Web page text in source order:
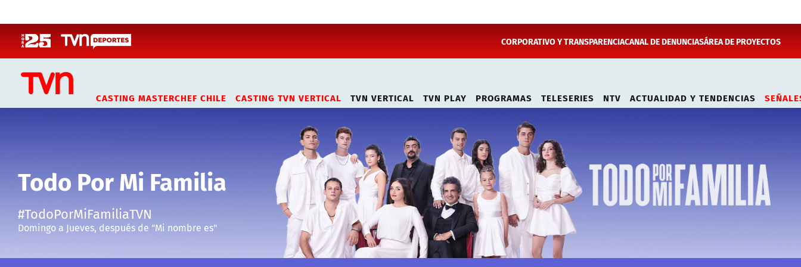
CORPORATIVO Y TRANSPARENCIACANAL DE DENUNCIASÁREA DE PROYECTOS
CASTING MASTERCHEF CHILE CASTING TVN VERTICAL TVN VERTICAL TVN PLAY PROGRAMAS TELESERIES NTV ACTUALIDAD Y TENDENCIAS
Todo Por Mi Familia
#TodoPorMiFamiliaTVN
Domingo a Jueves, después de "Mi nombre es"